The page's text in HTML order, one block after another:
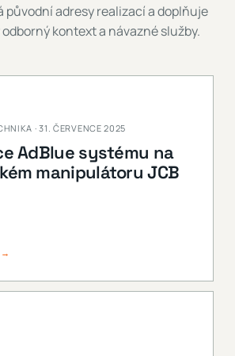
původní adresy realizací a doplňuje
kontext a návazné služby.
· 31. ČERVENCE 2025
AdBlue systému na
manipulátoru JCB
→